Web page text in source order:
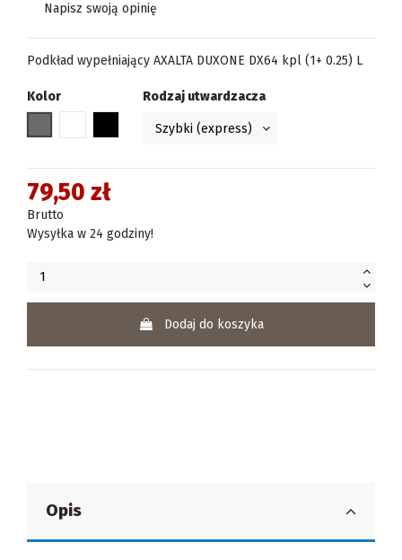
Napisz swoją opinię
Podkład wypełniający AXALTA DUXONE DX64 kpl (1+ 0.25) L
Kolor
Rodzaj utwardzacza
79,50 zł
Brutto
Wysyłka w 24 godziny!
Dodaj do koszyka
Opis